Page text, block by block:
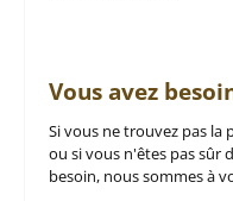
Vous avez
Si vous ne trouvez pas la
ou si vous n'êtes pas sûr
besoin, nous sommes à